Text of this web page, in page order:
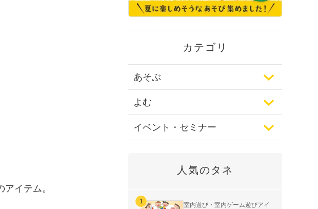
イテム。
カテゴリ
あそぶ
よむ
イベント・セミナー
人気のタネ
室内遊び・室内ゲーム遊びアイ